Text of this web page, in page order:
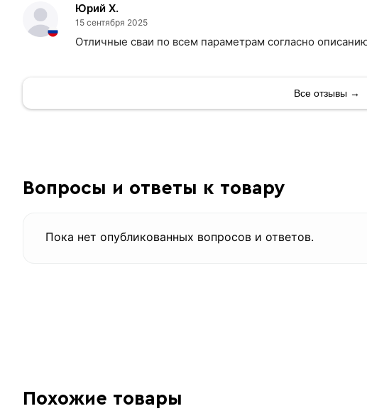
Юрий Х.
15 сентября 2025
Отличные сваи по всем параметрам согласно
Все отзывы →
Вопросы и ответы к товару
Пока нет опубликованных вопросов и ответов.
Похожие товары